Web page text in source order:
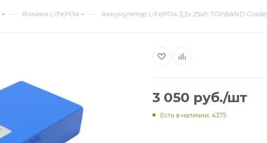
— Ячейки LiFePO4 — Аккумулятор LiFePO4 3,2v 25ah TOPBAND
3 050 руб./шт
Есть в наличии: 4375